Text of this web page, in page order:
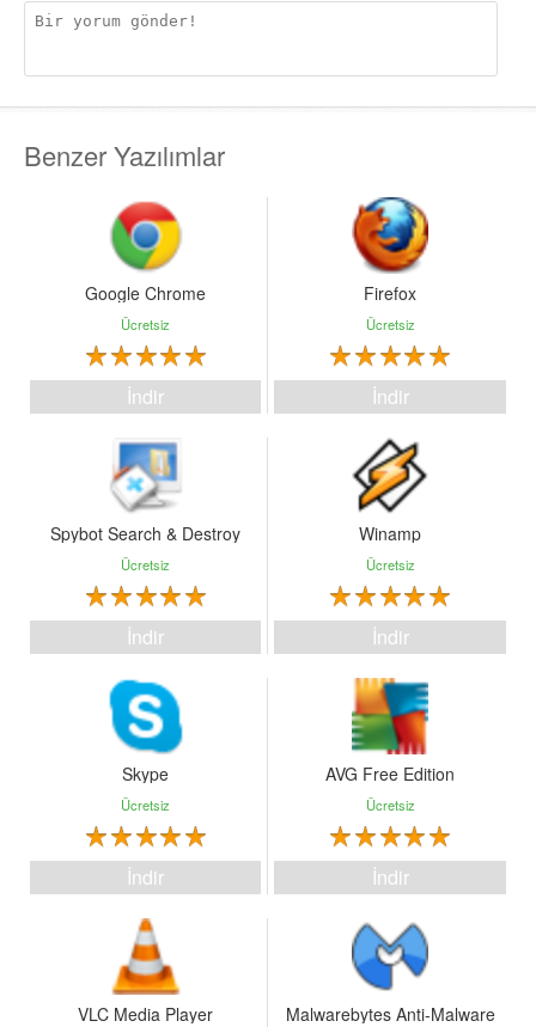
Benzer Yazılımlar
Google Chrome
Ücretsiz
İndir
Firefox
Ücretsiz
İndir
Spybot Search & Destroy
Ücretsiz
İndir
Winamp
Ücretsiz
İndir
Skype
Ücretsiz
İndir
AVG Free Edition
Ücretsiz
İndir
VLC Media Player Malwarebytes Anti-Malware